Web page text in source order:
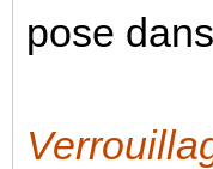
pose